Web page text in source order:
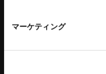
マーケティング
生産終了品のご案内